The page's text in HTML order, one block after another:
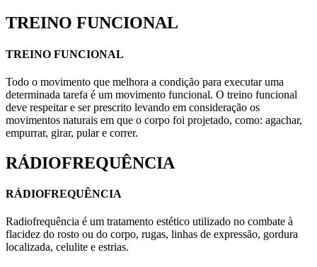
TREINO FUNCIONAL
TREINO FUNCIONAL
Todo o movimento que melhora a condição para executar uma
determinada tarefa é um movimento funcional. O treino funcional
deve respeitar e ser prescrito levando em consideração os
movimentos naturais em que o corpo foi projetado, como: agachar,
empurrar, girar, pular e correr.
RÁDIOFREQUÊNCIA
RÁDIOFREQUÊNCIA
Radiofrequência é um tratamento estético utilizado no combate à
flacidez do rosto ou do corpo, rugas, linhas de expressão, gordura
localizada, celulite e estrias.